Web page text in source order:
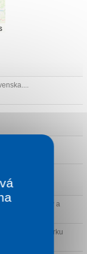
výběhy a
máte v aquaparku